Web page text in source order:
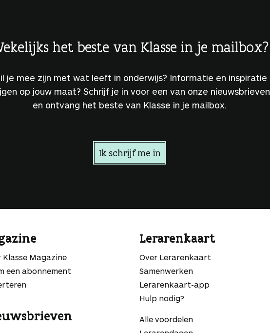
het beste van Klasse in je mailbox?
je mee zijn met wat leeft in onderwijs? Informatie en inspiratie
op jouw maat? Schrijf je in voor een van onze nieuwsbrieven
en ontvang het beste van Klasse in je mailbox.
Ik schrijf me in
Klasse Magazine
een abonnement
Lerarenkaart
Over Lerarenkaart
Samenwerken
Lerarenkaart-app
Hulp nodig?
Alle voordelen